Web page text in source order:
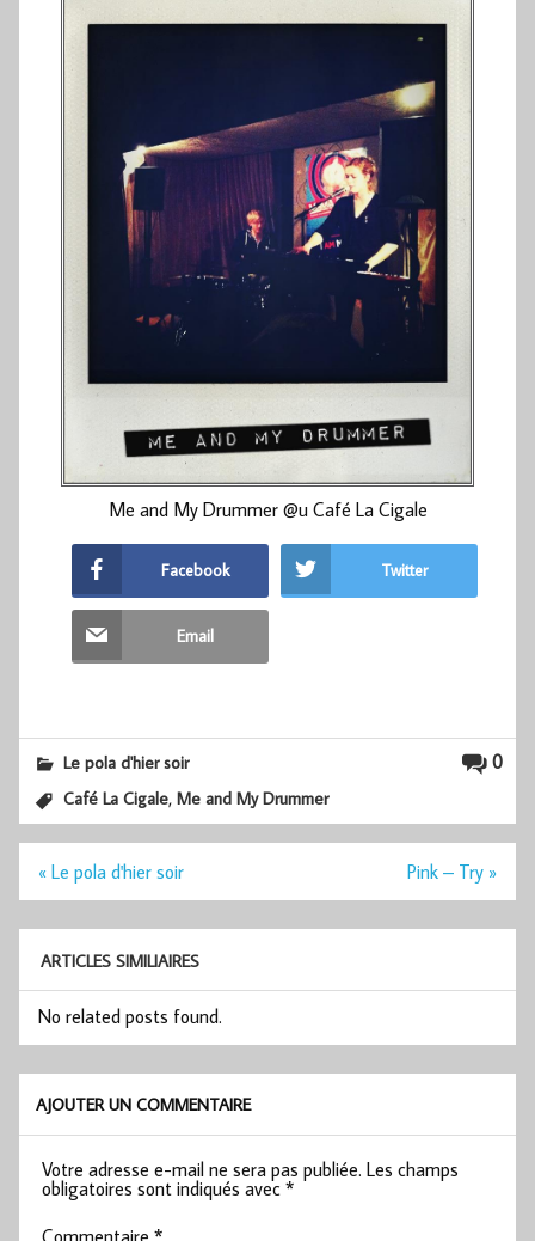
Me and My Drummer @u Café La Cigale
Facebook Twitter
Email
0
Le pola d'hier soir
Café La Cigale,Me and My Drummer
Navigation
« Le pola d'hier soir Pink – Try »
ARTICLES SIMILIAIRES
No related posts found.
AJOUTER UN COMMENTAIRE
Votre adresse e-mail ne sera pas publiée. Les champs
obligatoires sont indiqués avec*
Commentaire*